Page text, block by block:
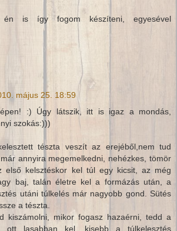
én is így fogom készíteni, egyesével
május 25. 18:59
:) Úgy látszik, itt is igaz a mondás,
szokás:)))
tészta veszít az erejéből,nem tud
annyira megemelkedni, nehézkes, tömör
első kelsztéskor kel túl egy kicsit, az még
baj, talán életre kel a formázás után, a
utáni túlkelés már nagyobb gond. Sütés
a tészta.
kiszámolni, mikor fogasz hazaérni, tedd a
ott lasabban kel, kisebb a túlkelesztés